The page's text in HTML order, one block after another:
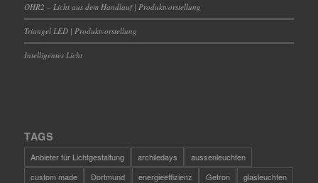
OHR2 – Licht aus dem Handlauf | Produktvorstellung
Triangel LED | Produktvorstellung
Intelligentes Licht
TAGS
Anbieter für Lichtgestaltung archiledays
aussenleuchten
custom made
Dortmund energieeffizienz Getron
glasleuchten